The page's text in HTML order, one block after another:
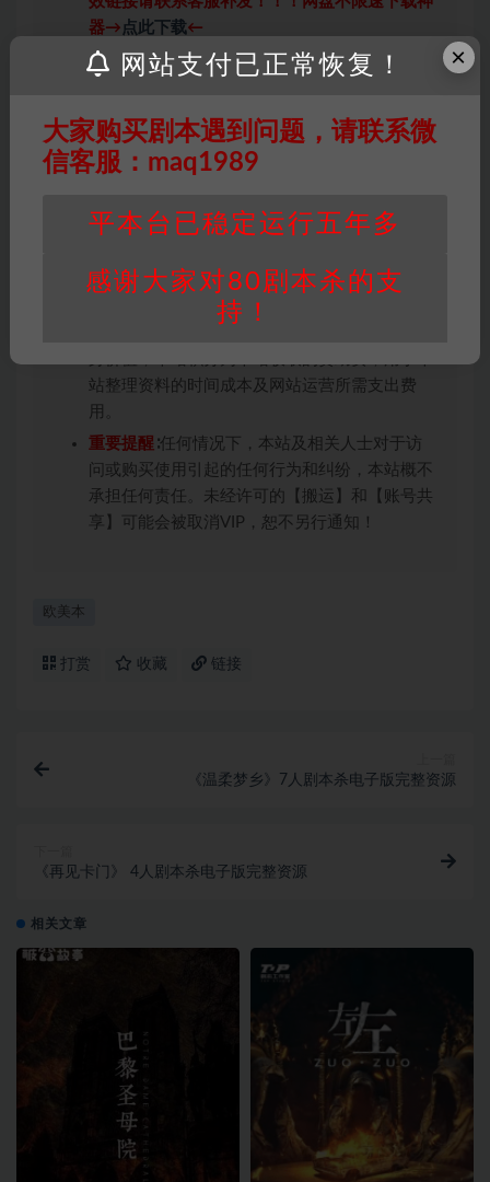
器→ 点此下载←
免责声明： 本站所有剧本杀资源均为网友分享
未购买，即代表已阅读本声明，理解并同意受本
条约约束，并遵守所有适用的法律法规。
权均属于机关版权或权利人。如有侵权，请发邮
448271243@qq.com，如若情况属实，我们将
会在三天内下架相关剧本攻略。
站整理资料的时间成本及网站运营所需支出费
用。
重要提醒 ∶任何情况下，本站及相关人士对于访
问或购买使用引起的任何行为和纠纷，本站概不
承担任何责任。未经许可的【搬运】和【账号共
享】可能会被取消VIP，恕不另行通知！
欧美本
打赏 收藏 链接
《温柔梦乡》7人剧本杀电子版完整资源
《再见卡门》 4人剧本杀电子版完整资源
相关文章
×
网站支付已正常恢复！
大家购买剧本遇到问题，请联系微
信客服：maq1989
平本台已稳定运行五年多
感谢大家对80剧本杀的支
持！